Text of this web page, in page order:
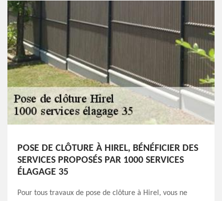
POSE DE CLÔTURE À HIREL, BÉNÉFICIER DES
SERVICES PROPOSÉS PAR 1000 SERVICES
ÉLAGAGE 35
Pour tous travaux de pose de clôture à Hirel, vous ne